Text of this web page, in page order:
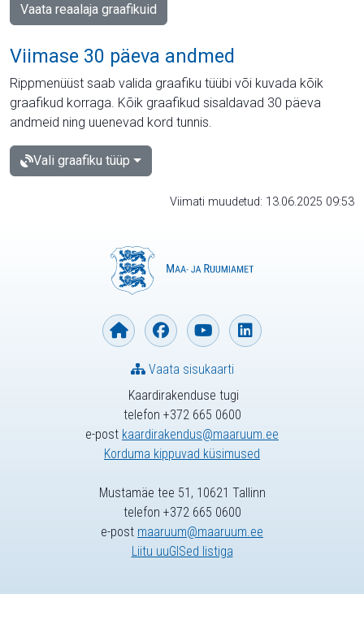
Vaata reaalaja graafikuid
Viimase 30 päeva andmed
Rippmenüüst saab valida graafiku tüübi või kuvada kõik
graafikud korraga. Kõik graafikud sisaldavad 30 päeva
andmeid ning uuenevad kord tunnis.
Vali graafiku tüüp
Viimati muudetud: 13.06.2025 09:53
Kaardirakenduse tugi
telefon +372 665 0600
e-post kaardirakendus@maaruum.ee
Korduma kippuvad küsimused
Vaata sisukaarti
Mustamäe tee 51, 10621 Tallinn
telefon +372 665 0600
e-post maaruum@maaruum.ee
Liitu uuGISed listiga